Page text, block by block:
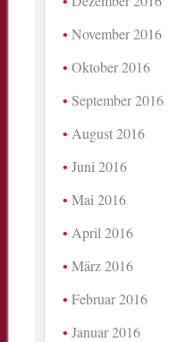
November 2016
Oktober 2016
September 2016
August 2016
Juni 2016
Mai 2016
April 2016
März 2016
Februar 2016
Januar 2016